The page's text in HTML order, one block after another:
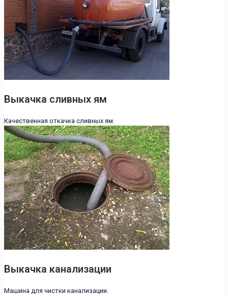
Выкачка сливных ям
Качественная откачка сливных ям.
Выкачка канализации
Машина для чистки канализации.